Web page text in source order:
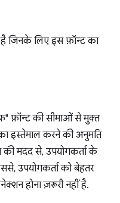
है जिनके लिए इस फ़ॉन्ट का
फ़ॉन्ट की सीमाओं से मुक्त
इस्तेमाल करने की अनुमति
मदद से, उपयोगकर्ता के
उपयोगकर्ता को बेहतर
होना ज़रूरी नहीं है.